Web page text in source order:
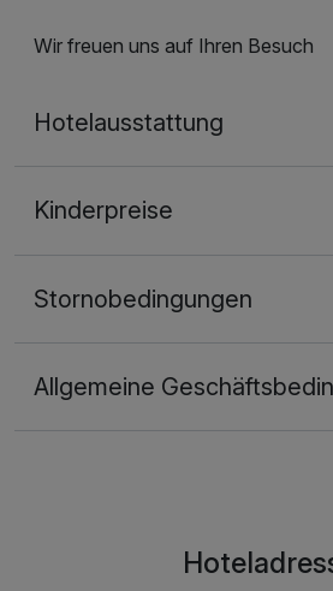
Wir freuen uns auf Ihren Besuch
Hotelausstattung
Kinderpreise
Stornobedingungen
Allgemeine